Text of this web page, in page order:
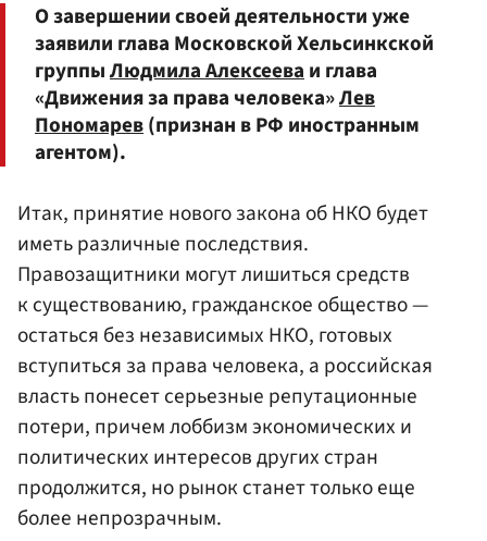
О завершении своей деятельности уже
заявили глава Московской Хельсинкской
группыЛюдмила Алексееваи глава
«Движения за права человека»Лев
Пономарев(признан в РФ иностранным
агентом).
Итак, принятие нового закона об НКО будет
иметь различные последствия.
Правозащитники могут лишиться средств
к существованию, гражданское общество —
остаться без независимых НКО, готовых
вступиться за права человека, а российская
власть понесет серьезные репутационные
потери, причем лоббизм экономических и
политических интересов других стран
продолжится, но рынок станет только еще
более непрозрачным.